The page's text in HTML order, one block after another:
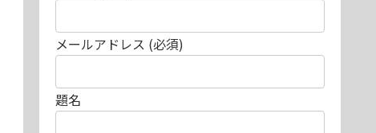
メールアドレス (必須)
題名